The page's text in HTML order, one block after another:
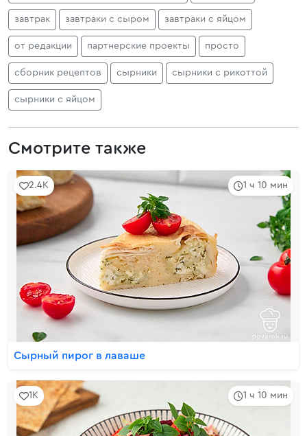
завтрак завтраки с сыром завтраки с яйцом
от редакции партнерские проекты просто
сборник рецептов сырники сырники с рикоттой
сырники с яйцом
Смотрите также
1 ч 10 мин
2.4K
Сырный пирог в лаваше
1 ч 10 мин
1K